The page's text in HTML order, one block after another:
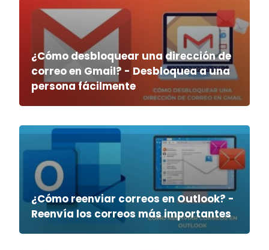
¿Cómo desbloquear una dirección de
correo en Gmail? - Desbloquea a una
persona fácilmente
¿Cómo reenviar correos en Outlook? -
Reenvía los correos más importantes